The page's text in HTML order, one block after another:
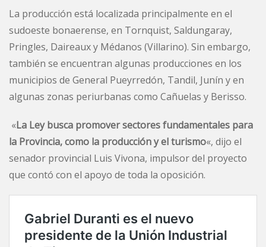
La producción está localizada principalmente en el
sudoeste bonaerense, en Tornquist, Saldungaray,
Pringles, Daireaux y Médanos (Villarino). Sin embargo,
también se encuentran algunas producciones en los
municipios de General Pueyrredón, Tandil, Junín y en
algunas zonas periurbanas como Cañuelas y Berisso.
«La Ley busca promover sectores fundamentales para
la Provincia, como la producción y el turismo«, dijo el
senador provincial Luis Vivona, impulsor del proyecto
que contó con el apoyo de toda la oposición.